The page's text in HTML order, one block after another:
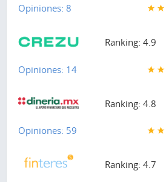
Opiniones: 8
Ranking: 4.9
Opiniones: 14
Ranking: 4.8
Opiniones: 59
Ranking: 4.7